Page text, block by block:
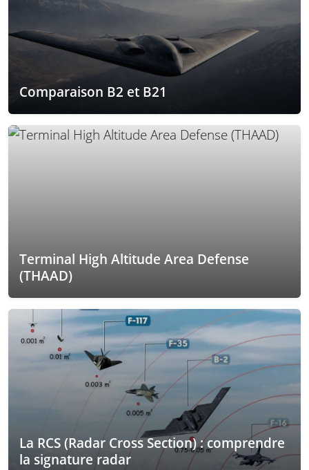
Comparaison B2 et B21
Terminal High Altitude Area Defense
(THAAD)
La RCS (Radar Cross Section) : comprendre
la signature radar